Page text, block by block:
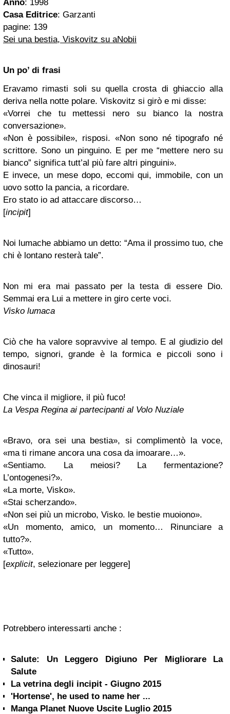
Anno: 1998
Casa Editrice: Garzanti
pagine: 139
Sei una bestia, Viskovitz su aNobii
Un po’ di frasi
Eravamo rimasti soli su quella crosta di ghiaccio alla
deriva nella notte polare. Viskovitz si girò e mi disse:
«Vorrei che tu mettessi nero su bianco la nostra
conversazione».
«Non è possibile», risposi. «Non sono né tipografo né
scrittore. Sono un pinguino. E per me “mettere nero su
bianco” significa tutt’al più fare altri pinguini».
E invece, un mese dopo, eccomi qui, immobile, con un
uovo sotto la pancia, a ricordare.
Ero stato io ad attaccare discorso…
[incipit]
Noi lumache abbiamo un detto: “Ama il prossimo tuo, che
chi è lontano resterà tale”.
Non mi era mai passato per la testa di essere Dio.
Semmai era Lui a mettere in giro certe voci.
Visko lumaca
Ciò che ha valore sopravvive al tempo. E al giudizio del
tempo, signori, grande è la formica e piccoli sono i
dinosauri!
Che vinca il migliore, il più fuco!
La Vespa Regina ai partecipanti al Volo Nuziale
«Bravo, ora sei una bestia», si complimentò la voce,
«ma ti rimane ancora una cosa da imoarare…».
«Sentiamo. La meiosi? La fermentazione?
L’ontogenesi?».
«La morte, Visko».
«Stai scherzando».
«Non sei più un microbo, Visko. le bestie muoiono».
«Un momento, amico, un momento… Rinunciare a
tutto?».
«Tutto».
[explicit, selezionare per leggere]
Potrebbero interessarti anche :
Salute: Un Leggero Digiuno Per Migliorare La
Salute
La vetrina degli incipit - Giugno 2015
'Hortense', he used to name her ...
Manga Planet Nuove Uscite Luglio 2015